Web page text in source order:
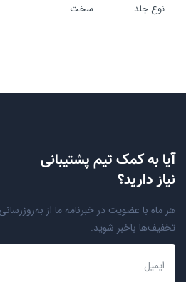
نوع جلد سخت
آیا به کمک تیم پشتیبانی
نیاز دارید؟
هر ماه با عضویت در خبرنامه ما از
تخفیف‌ها باخبر شوید.